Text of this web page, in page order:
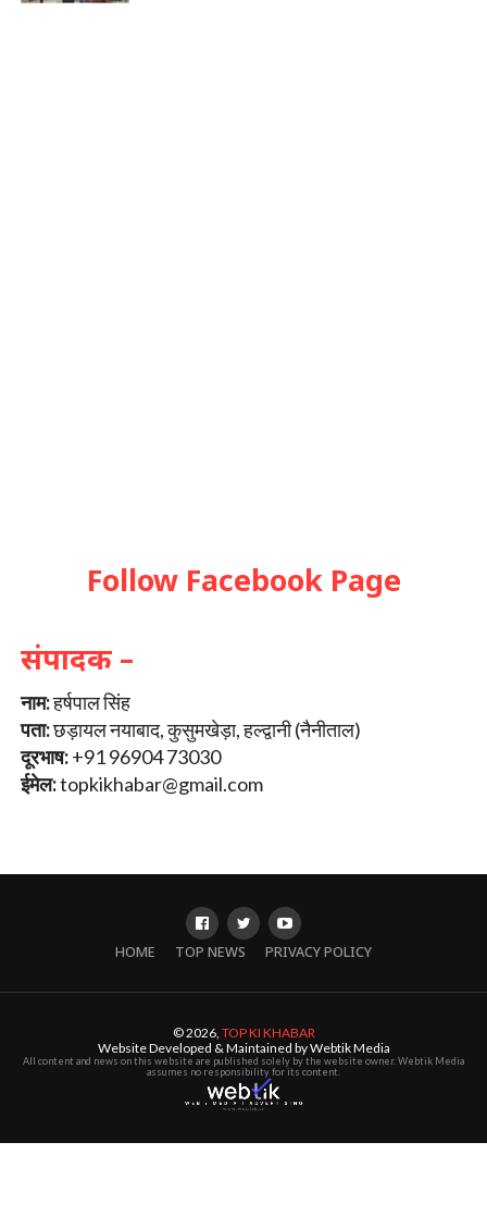
Follow Facebook Page
संपादक –
नाम:हर्षपाल सिंह
पता:छड़ायल नयाबाद, कुसुमखेड़ा, हल्द्वानी (नैनीताल)
दूरभाष:+91 96904 73030
ईमेल:topkikhabar@gmail.com
HOME TOP NEWS PRIVACY POLICY
© 2026, TOP KI KHABAR
Website Developed & Maintained by Webtik Media
All content and news on this website are published solely by the website owner. Webtik Media
assumes no responsibility for its content.